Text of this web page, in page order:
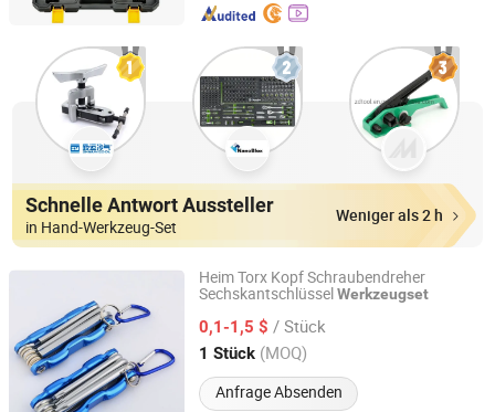
Schnelle Antwort Aussteller
in Hand-Werkzeug-Set
Weniger als 2 h
Heim Torx Kopf Schraubendreher
SechskantschlüsselWerkzeugset
0,1-1,5 $ / Stück
1 Stück (MOQ)
Anfrage Absenden
Cixi Ciliang Electronic Co., Ltd.
Zhejiang, China Seit 2018